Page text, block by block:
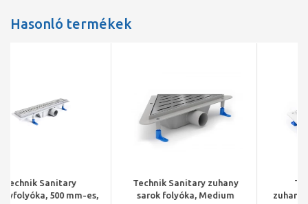
Hasonló termékek
Technik Sanitary zuhany
sarok folyóka, Medium
Technik Sanitary
zuhanyfolyóka, 900 mm-es,